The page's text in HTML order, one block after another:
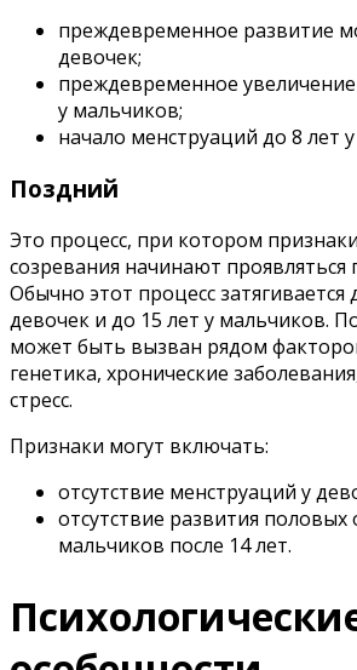
преждевременное развитие
девочек;
преждевременное
у мальчиков;
начало менструаций до 8 лет
Поздний
Это процесс, при котором
созревания начинают проявляться
Обычно этот процесс затягивается
девочек и до 15 лет у мальчиков.
может быть вызван рядом
генетика, хронические
стресс.
Признаки могут включать:
отсутствие менструаций у
отсутствие развития половых
мальчиков после 14 лет.